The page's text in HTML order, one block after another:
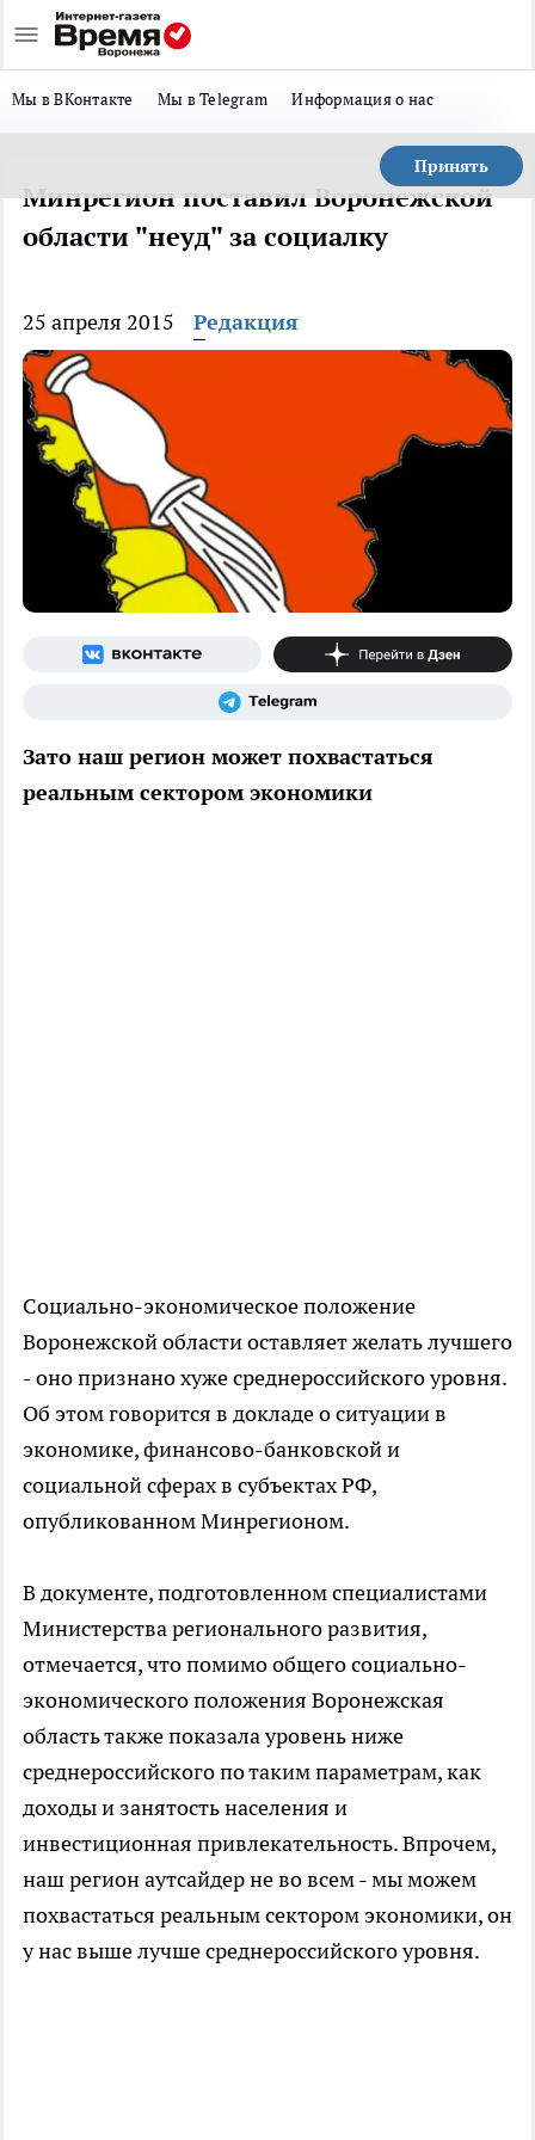
Мы в ВКонтакте Мы в Telegram Информация о нас
Принять
Минрегион поставил Воронежской
области "неуд" за социалку
25 апреля 2015 Редакция
Зато наш регион может похвастаться
реальным сектором экономики
Социально-экономическое положение
Воронежской области оставляет желать лучшего
- оно признано хуже среднероссийского уровня.
Об этом говорится в докладе о ситуации в
экономике, финансово-банковской и
социальной сферах в субъектах РФ,
опубликованном Минрегионом.
В документе, подготовленном специалистами
Министерства регионального развития,
отмечается, что помимо общего социально-
экономического положения Воронежская
область также показала уровень ниже
среднероссийского по таким параметрам, как
доходы и занятость населения и
инвестиционная привлекательность. Впрочем,
наш регион аутсайдер не во всем - мы можем
похвастаться реальным сектором экономики, он
у нас выше лучше среднероссийского уровня.